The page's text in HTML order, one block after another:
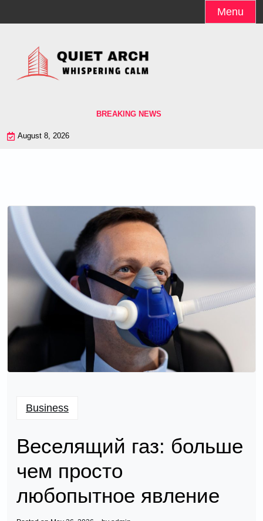
to
Menu
BREAKING NEWS
August 8, 2026
Business
Веселящий газ: больше
чем просто
любопытное явление